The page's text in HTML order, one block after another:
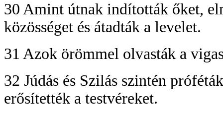
30 Amint útnak indították őket,
közösséget és átadták a levelet.
31 Azok örömmel olvasták a
32 Júdás és Szilás szintén
erősítették a testvéreket.